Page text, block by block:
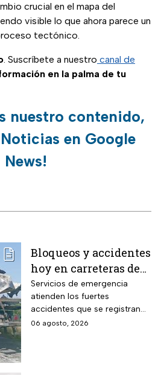
crucial en el mapa del
visible lo que ahora parece un
tectónico.
. Suscríbete a nuestro canal de
en la palma de tu
nuestro contenido,
en Google
News!
Bloqueos y accidentes
hoy en carreteras de
Oaxaca, Guerrero y
Veracruz
Servicios de emergencia
atienden los fuertes
accidentes que se registran
en las carreteras; estos son
06 agosto, 2026